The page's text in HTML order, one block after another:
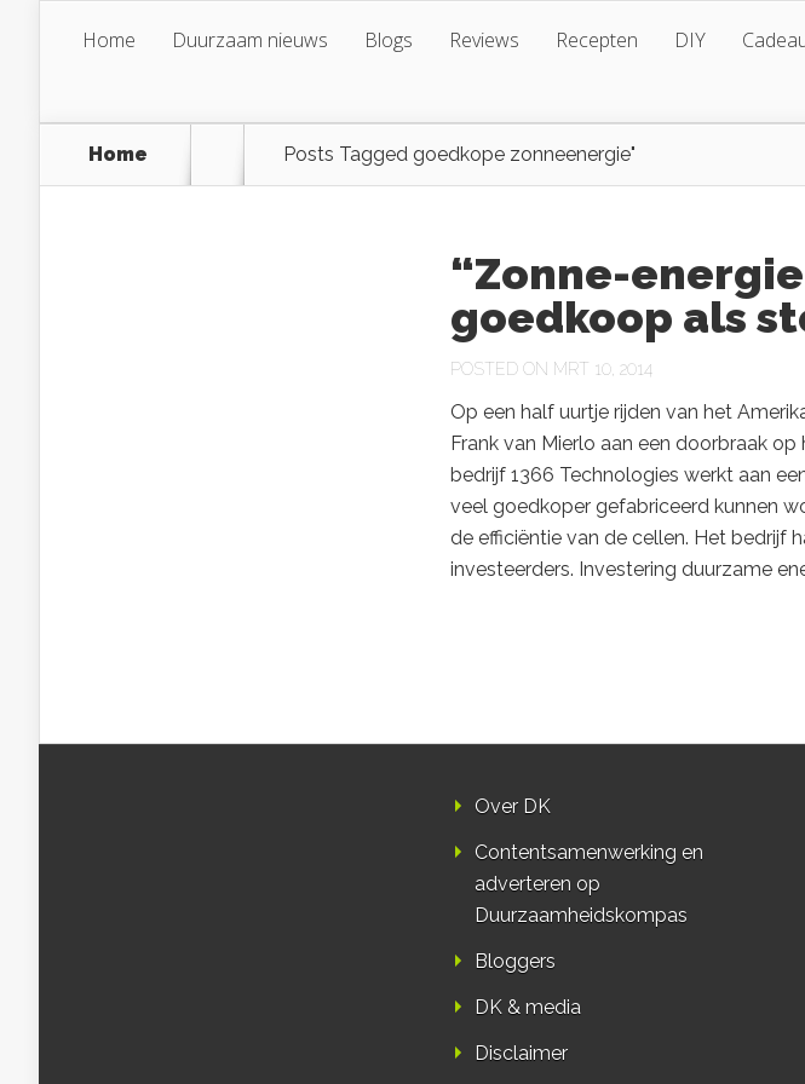
Home Duurzaam nieuws Blogs Reviews Recepten DIY
Home Posts Tagged goedkope zonneenergie"
“Zonne-
goedkoop als
POSTED ON MRT 10, 2014
Op een half uurtje rijden van het
Frank van Mierlo aan een doorbraak
bedrijf 1366 Technologies werkt aan
veel goedkoper gefabriceerd kunnen
de efficiëntie van de cellen. Het bedrijf
investeerders. Investering duurzame
Over DK
Contentsamenwerking en
adverteren op
Duurzaamheidskompas
Bloggers
DK & media
Disclaimer